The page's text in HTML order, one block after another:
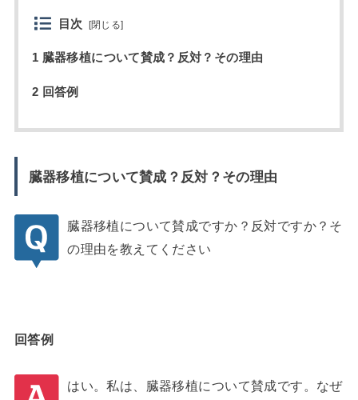
目次 [閉じる]
1 臓器移植について賛成？反対？その理由
2 回答例
臓器移植について賛成？反対？その理由
臓器移植について賛成ですか？反対ですか？そ
の理由を教えてください
回答例
はい。私は、臓器移植について賛成です。なぜ